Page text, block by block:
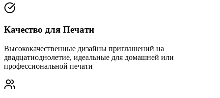
Качество для Печати
Высококачественные дизайны приглашений на
двадцатиоднолетие, идеальные для домашней или
профессиональной печати